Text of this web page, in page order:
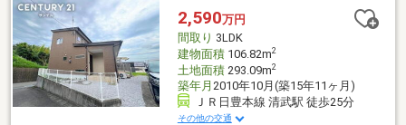
住宅と比べると、居室が少し広いです。お子様のお部屋も広々と
お使いいただけます。
2,590万円
間取り 3LDK
建物面積106.82m2
土地面積293.09m2
築年月 2010年10月(築15年11ヶ月)
ＪＲ日豊本線 清武駅 徒歩25分
その他の交通